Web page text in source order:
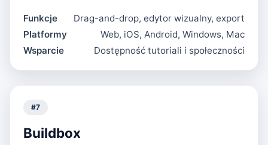
Funkcje
Drag-and-drop, edytor wizualny, export
Platformy
Web, iOS, Android, Windows, Mac
Wsparcie
Dostępność tutoriali i społeczności
#7
Buildbox